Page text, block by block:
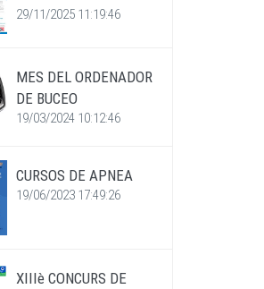
29/11/2025 11:19:46
MES DEL ORDENADOR
DE BUCEO
19/03/2024 10:12:46
CURSOS DE APNEA
19/06/2023 17:49:26
XIIIè CONCURS DE